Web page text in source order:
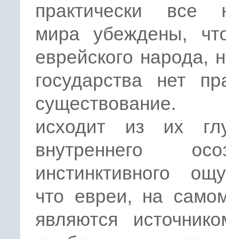
практически все
мира убеждены,
еврейского народа,
государства нет
исходит из их
внутреннего
инстинктивного
что евреи, на
являются